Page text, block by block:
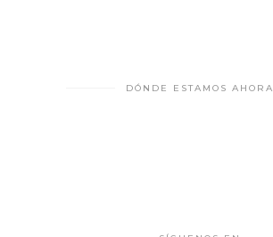
DÓNDE ESTAMOS AHORA